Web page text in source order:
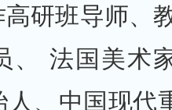
研班导师、
、 法国美术
人、中国现代